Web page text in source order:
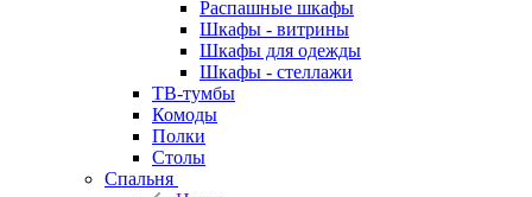
Распашные шкафы
Шкафы - витрины
Шкафы для одежды
Шкафы - стеллажи
ТВ-тумбы
Комоды
Полки
Столы
Спальня